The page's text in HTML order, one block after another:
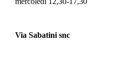
Via Sabatini snc